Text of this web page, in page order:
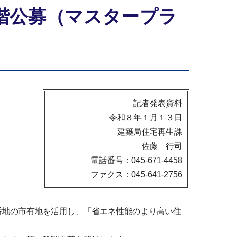
募（マスタープラ
記者発表資料
令和８年１月１３日
建築局住宅再生課
佐藤 行司
電話番号：045-671-4458
ファクス：045-641-2756
の市有地を活用し、「省エネ性能のより高い住